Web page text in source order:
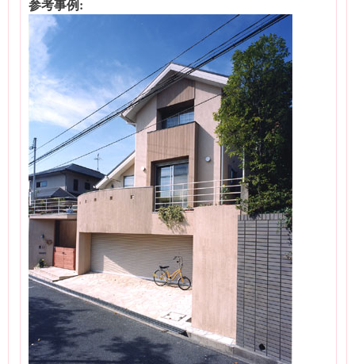
参考事例: